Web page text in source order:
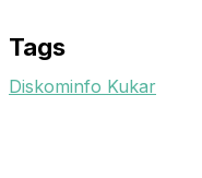
Tags
Diskominfo Kukar